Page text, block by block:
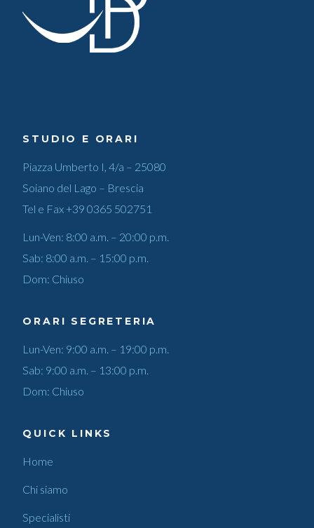
STUDIO E ORARI
Piazza Umberto I, 4/a – 25080
Soiano del Lago – Brescia
Tel e Fax+39 0365 502751
Lun-Ven: 8:00 a.m. – 20:00 p.m.
Sab: 8:00 a.m. – 15:00 p.m.
Dom: Chiuso
ORARI SEGRETERIA
Lun-Ven: 9:00 a.m. – 19:00 p.m.
Sab: 9:00 a.m. – 13:00 p.m.
Dom: Chiuso
QUICK LINKS
Home
Chi siamo
Specialisti